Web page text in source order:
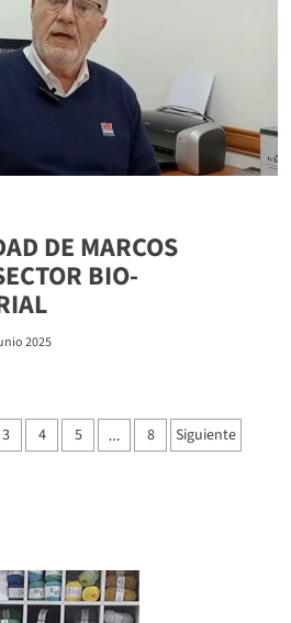
DE MARCOS
BIO-
2025
3 4 5 … 8 Siguiente